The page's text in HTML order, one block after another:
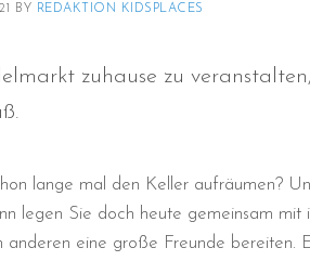
BY REDAKTION KIDSPLACES
zuhause zu
lange mal den Keller aufräumen?
legen Sie doch heute gemeinsam mit
anderen eine große Freunde bereiten.